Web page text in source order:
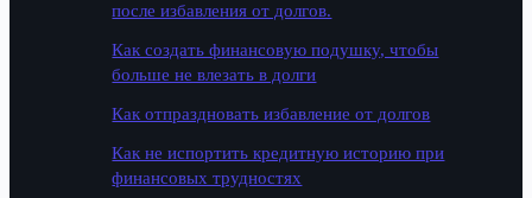
после избавления от долгов.
Как создать финансовую подушку, чтобы
больше не влезать в долги
Как отпраздновать избавление от долгов
Как не испортить кредитную историю при
финансовых трудностях